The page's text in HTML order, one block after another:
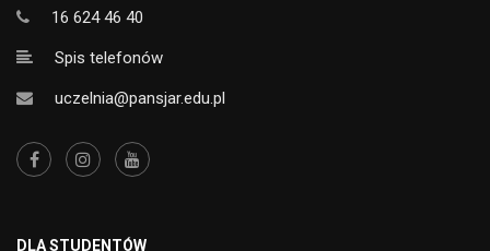
16 624 46 40
Spis telefonów
uczelnia@pansjar.edu.pl
DLA STUDENTÓW